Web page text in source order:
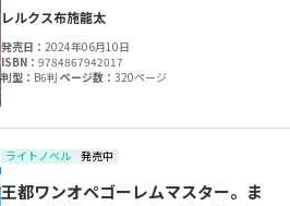
レルクス布施龍太
発売日：2024年06月10日
ISBN：9784867942017
判型： B6判ページ数：320ページ
ライトノベル 発売中
王都ワンオペゴーレムマスター。ま